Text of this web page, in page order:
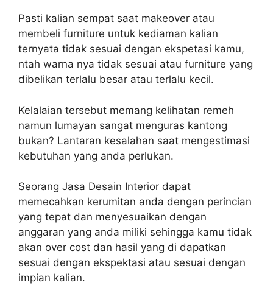
Pasti kalian sempat saat makeover atau
membeli furniture untuk kediaman kalian
ternyata tidak sesuai dengan ekspetasi kamu,
ntah warna nya tidak sesuai atau furniture yang
dibelikan terlalu besar atau terlalu kecil.
Kelalaian tersebut memang kelihatan remeh
namun lumayan sangat menguras kantong
bukan? Lantaran kesalahan saat mengestimasi
kebutuhan yang anda perlukan.
Seorang Jasa Desain Interior dapat
memecahkan kerumitan anda dengan perincian
yang tepat dan menyesuaikan dengan
anggaran yang anda miliki sehingga kamu tidak
akan over cost dan hasil yang di dapatkan
sesuai dengan ekspektasi atau sesuai dengan
impian kalian.